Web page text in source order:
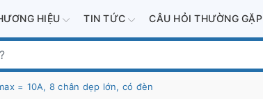
HIỆU TIN TỨC CÂU HỎI THƯỜNG GẶP
= 10A, 8 chân dẹp lớn, có đèn